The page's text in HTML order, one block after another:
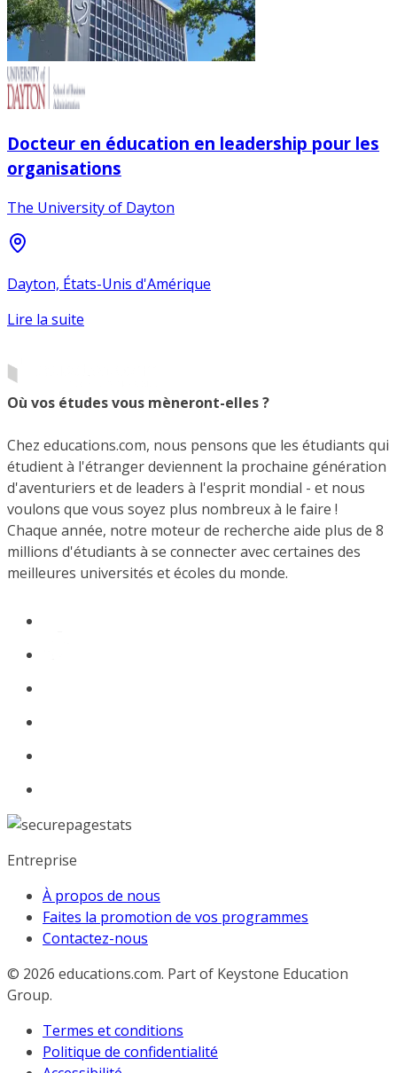
Docteur en éducation en leadership pour les
organisations
The University of Dayton
Dayton, États-Unis d'Amérique
Lire la suite
Où vos études vous mèneront-elles ?
Chez educations.com, nous pensons que les étudiants qui
étudient à l'étranger deviennent la prochaine génération
d'aventuriers et de leaders à l'esprit mondial - et nous
voulons que vous soyez plus nombreux à le faire !
Chaque année, notre moteur de recherche aide plus de 8
millions d'étudiants à se connecter avec certaines des
meilleures universités et écoles du monde.
Entreprise
À propos de nous
Faites la promotion de vos programmes
Contactez-nous
© 2026 educations.com. Part of Keystone Education
Group.
Termes et conditions
Politique de confidentialité